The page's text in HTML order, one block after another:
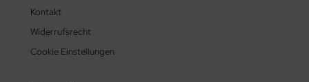
Kontakt
Widerrufsrecht
Cookie Einstellungen